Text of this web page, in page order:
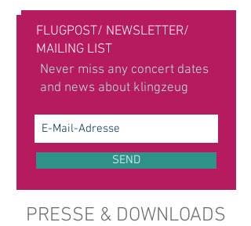
FLUGPOST/ NEWSLETTER/
MAILING LIST
Never miss any concert dates
and news about klingzeug
SEND
PRESSE & DOWNLOADS